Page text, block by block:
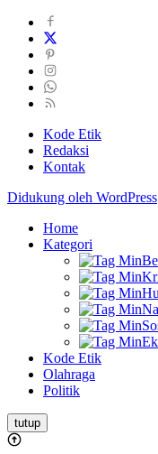
Kode Etik
Redaksi
Kontak
Didukung oleh WordPress
Home
Kategori
Kode Etik
Olahraga
Politik
tutup